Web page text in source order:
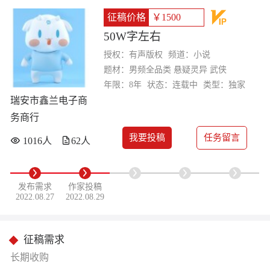
瑞安市鑫兰电子商
务商行
征稿价格 ￥1500
50W字左右
授权：有声版权
频道：小说
题材：男频全品类 悬疑灵异 武侠
年限：8年 状态：连载中 类型：独家
1016人 62人 我要投稿 任务留言
发布需求
2022.08.27
作家投稿
2022.08.29
征稿需求
长期收购